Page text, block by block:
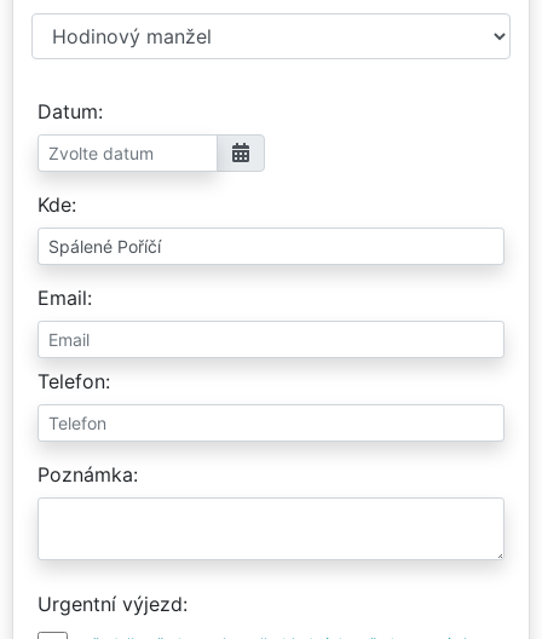
Datum
Kde
Email
Telefon
Poznámka
Urgentní výjezd